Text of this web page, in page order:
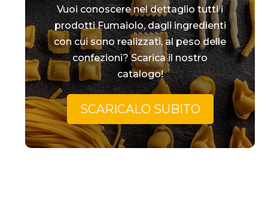
Vuoi conoscere nel dettaglio tutti i
prodotti Fumaiolo, dagli ingredienti
con cui sono realizzati, al peso delle
confezioni? Scarica il nostro
catalogo!
SCARICALO SUBITO